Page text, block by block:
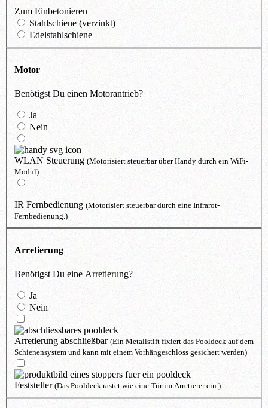
Zum Einbetonieren
Stahlschiene (verzinkt)
Edelstahlschiene
Motor
Benötigst Du einen Motorantrieb?
Ja
Nein
WLAN Steuerung (Motorisiert steuerbar über Handy durch ein WiFi-
Modul)
IR Fernbedienung (Motorisiert steuerbar durch eine Infrarot-
Fernbedienung.)
Arretierung
Benötigst Du eine Arretierung?
Ja
Nein
Arretierung abschließbar (Ein Metallstift fixiert das Pooldeck auf dem
Schienensystem und kann mit einem Vorhängeschloss gesichert werden)
Feststeller (Das Pooldeck rastet wie eine Tür im Arretierer ein.)